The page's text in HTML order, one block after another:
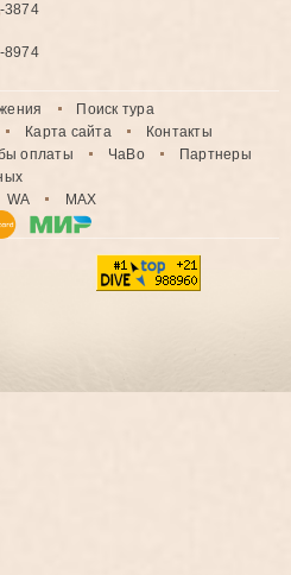
3874
8974
Поиск тура
Карта сайта
Контакты
оплаты ЧаВо
Партнеры
WA MAX